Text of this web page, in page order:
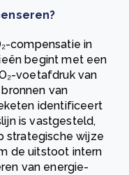
compensatie in
begint met een
voetafdruk van
van
identificeert
is vastgesteld,
strategische wijze
de uitstoot intern
van energie-